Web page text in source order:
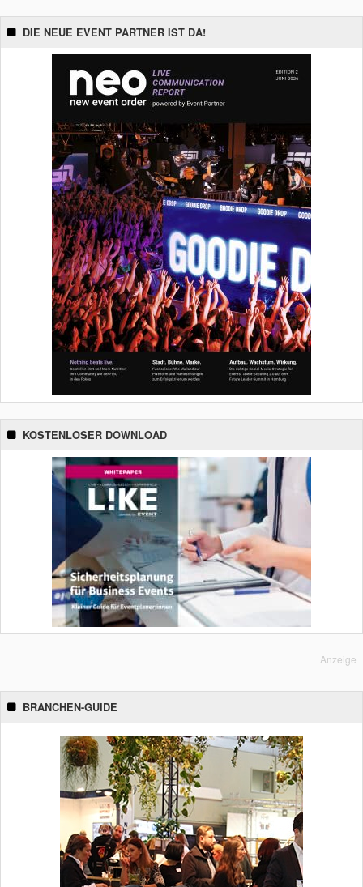
DIE NEUE EVENT PARTNER IST DA!
KOSTENLOSER DOWNLOAD
Anzeige
BRANCHEN-GUIDE